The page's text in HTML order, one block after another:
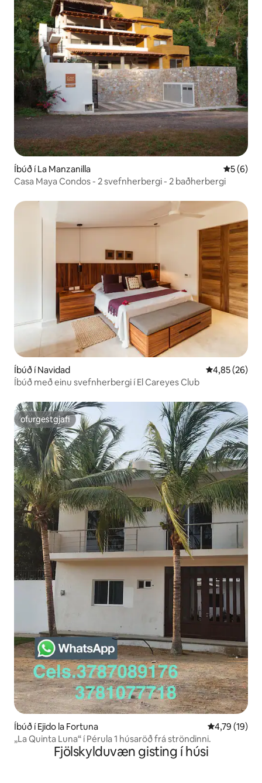
Íbúð í La Manzanilla 5 af 5 í
5 (6)
Casa Maya Condos - 2 svefnherbergi - 2 baðherbergi
Íbúð í Navidad 4,85 af 5 í
4,85 (26)
Íbúð með einu svefnherbergi í El Careyes Club
ofurgestgjafi
ofurgestgjafi
Íbúð í Ejido la Fortuna 4,79 af 5 í
4,79 (19)
„La Quinta Luna“ í Pérula 1 húsaröð frá ströndinni.
Fjölskylduvæn gisting í húsi